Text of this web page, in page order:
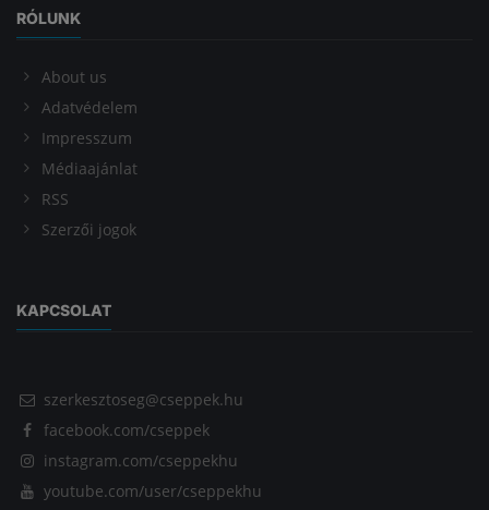
RÓLUNK
About us
Adatvédelem
Impresszum
Médiaajánlat
RSS
Szerzői jogok
KAPCSOLAT
szerkesztoseg@cseppek.hu
facebook.com/cseppek
instagram.com/cseppekhu
youtube.com/user/cseppekhu